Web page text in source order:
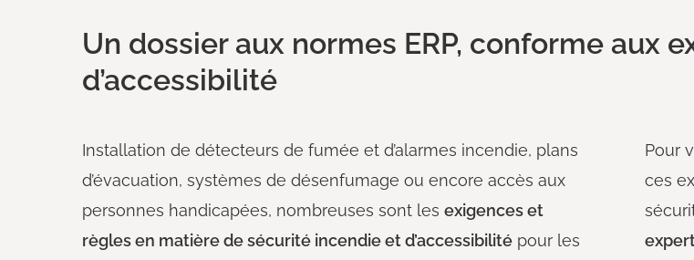
Un dossier aux normes ERP, conforme aux
d’accessibilité
Installation de détecteurs de fumée et d’alarmes incendie, plans
d’évacuation, systèmes de désenfumage ou encore accès aux
personnes handicapées, nombreuses sont lesexigences et
règles en matière de sécurité incendie et d’accessibilité pour les
Pour
ces